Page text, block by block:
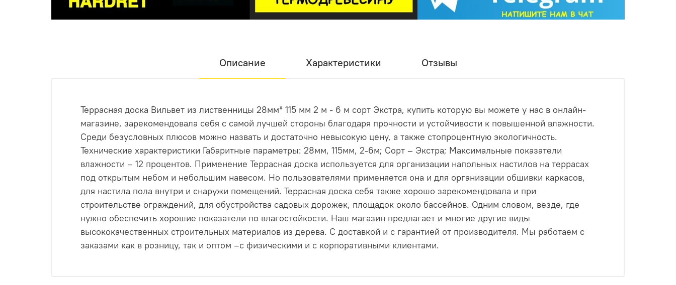
Стабильность геометрии. Обычная древесина «дышит»: разбухает от влаги и усыхает от жары. «БлицПланк» хорош, но если доска будет менять
Долговечность в экстремальных условиях. Террасная доска или фасад постоянно подвергаются воздействию солнца, влаги и перепадов
температур. Термодревесина устойчива к гниению и не боится насекомых. В паре с системой «БлицПланк», которая обеспечивает вентиляцию
Идеальный эстетический тандем. Невский профиль создает идеально ровную, монолитную поверхность. Термодревесина HARDRET, благодаря
своей однородной структуре и глубокому, благородному оттенку (от светлой термоберезы до насыщенного термоясеня), делает эту
поверхность безупречной. Никаких сучков, смоляных карманов или неровностей — только чистый, современный дизайн.
Как это работает на практике?
Процесс максимально прост:
Вы выбираете доски из нашей линейки термодревесины HARDRET.
Заказываете комплект «БлицПланк», подходящий под вашу задачу (для фасада с шагом направляющих 60 см или для террасы с шагом 50 см).
Монтируете. Первая доска фиксируется стартовым крепежом, последующие просто защелкиваются паз в паз и прикручиваются скрытым
крепежом «Крылан».
Описание Характеристики Отзывы
Террасная доска Вильвет из лиственницы 28мм* 115 мм 2 м - 6 м сорт Экстра, купить которую вы можете у нас в онлайн-
магазине, зарекомендовала себя с самой лучшей стороны благодаря прочности и устойчивости к повышенной влажности.
Среди безусловных плюсов можно назвать и достаточно невысокую цену, а также стопроцентную экологичность.
Технические характеристики Габаритные параметры: 28мм, 115мм, 2-6м; Сорт – Экстра; Максимальные показатели
влажности – 12 процентов. Применение Террасная доска используется для организации напольных настилов на террасах
под открытым небом и небольшим навесом. Но пользователями применяется она и для организации обшивки каркасов,
для настила пола внутри и снаружи помещений. Террасная доска себя также хорошо зарекомендовала и при
строительстве ограждений, для обустройства садовых дорожек, площадок около бассейнов. Одним словом, везде, где
нужно обеспечить хорошие показатели по влагостойкости. Наш магазин предлагает и многие другие виды
высококачественных строительных материалов из дерева. С доставкой и с гарантией от производителя. Мы работаем с
заказами как в розницу, так и оптом –с физическими и с корпоративными клиентами.